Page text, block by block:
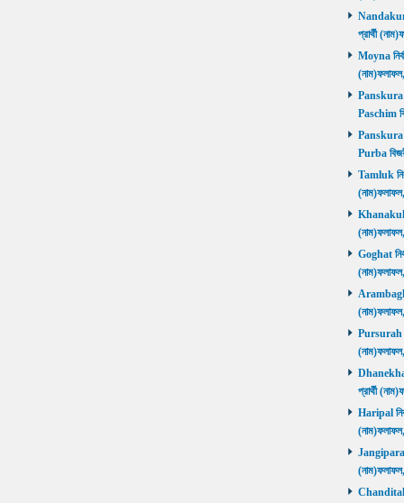
প্রার্থী
Moyna
Panskura
Paschim
Panskura
Purba
Tamluk
Khanakul
Goghat
Arambagh
Pursurah
Dhanekhali
প্রার্থী
Haripal
Jangipara
Chanditala